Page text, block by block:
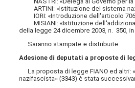
ARTINI: «Istituzione del sistema
IORI: «Introduzione dell'articolo
MISIANI: «Istituzione
della legge 24 dicembre 2003, n. 350,
Saranno stampate e distribuite.
Adesione di deputati a proposte di
La proposta di legge FIANO ed altri:
nazifascista» (3343) è stata